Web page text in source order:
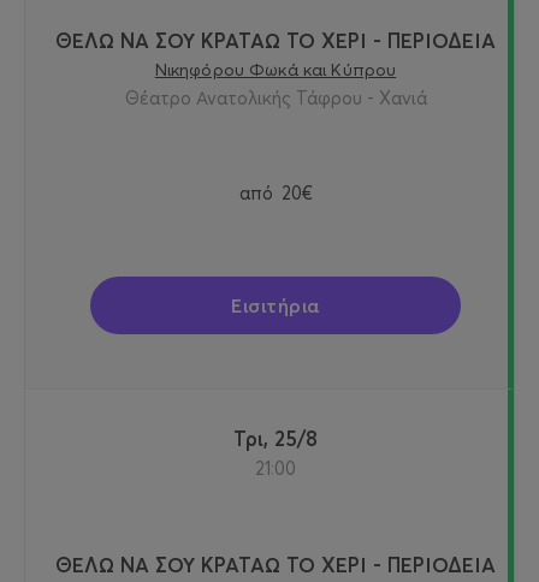
ΘΕΛΩ ΝΑ ΣΟΥ ΚΡΑΤΑΩ ΤΟ ΧΕΡΙ - ΠΕΡΙΟΔΕΙΑ
Νικηφόρου Φωκά και Κύπρου
Θέατρο Ανατολικής Τάφρου - Χανιά
από 20€
Εισιτήρια
Τρι, 25/8
21:00
ΘΕΛΩ ΝΑ ΣΟΥ ΚΡΑΤΑΩ ΤΟ ΧΕΡΙ - ΠΕΡΙΟΔΕΙΑ